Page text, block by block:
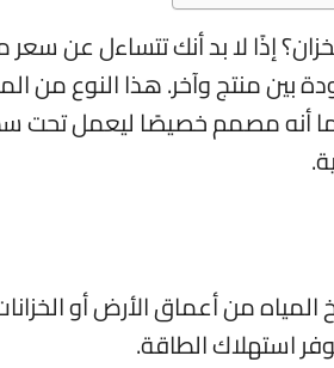
إذًا لا بد أنك تتساءل عن سعر
بين منتج وآخر. هذا النوع من
أنه مصمم خصيصًا ليعمل تحت
من أعماق الأرض أو
استهلاك الطاقة.